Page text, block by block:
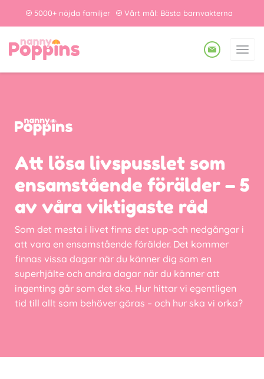
5000+ nöjda familjer Vårt mål: Bästa barnvakterna
Att lösa livspusslet som
ensamstående förälder – 5
av våra viktigaste råd
Som det mesta i livet finns det upp-och nedgångar i
att vara en ensamstående förälder. Det kommer
finnas vissa dagar när du känner dig som en
superhjälte och andra dagar när du känner att
ingenting går som det ska. Hur hittar vi egentligen
tid till allt som behöver göras – och hur ska vi orka?